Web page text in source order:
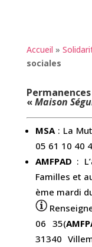
Accueil »
sociales
«Maison
MSA: La
05 61 10 40
AMFPAD :
Familles et
ème mardi
06 35(
31340